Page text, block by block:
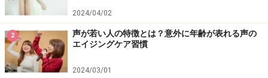
ときに会うのであれば、ぜひ笑顔が素敵なお友達と会っ
てください。
2024/04/02
2
声が若い人の特徴とは？意外に年齢が表れる声の
エイジングケア習慣
2024/03/01